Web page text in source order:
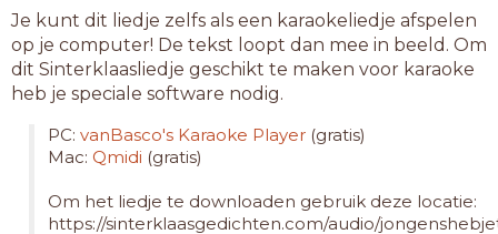
Je kunt dit liedje zelfs als een karaokeliedje afspelen
op je computer! De tekst loopt dan mee in beeld. Om
dit Sinterklaasliedje geschikt te maken voor karaoke
heb je speciale software nodig.
PC: vanBasco's Karaoke Player (gratis)
Mac: Qmidi (gratis)
Om het liedje te downloaden gebruik deze locatie:
https://sinterklaasgedichten.com/audio/